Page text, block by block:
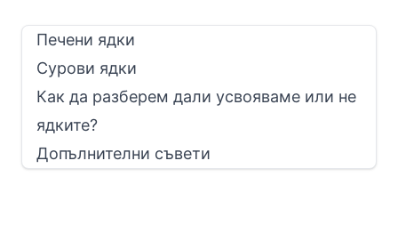
Печени ядки
Сурови ядки
Как да разберем дали усвояваме или не
ядките?
Допълнителни съвети